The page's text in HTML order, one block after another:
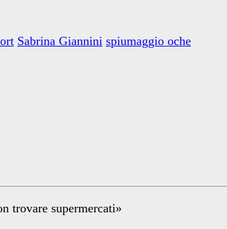
Sabrina Giannini spiumaggio oche
trovare supermercati»